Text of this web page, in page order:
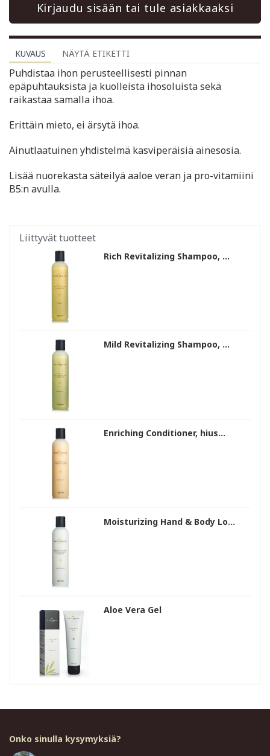
Kirjaudu sisään tai tule asiakkaaksi
KUVAUS NÄYTÄ ETIKETTI
Puhdistaa ihon perusteellisesti pinnan
epäpuhtauksista ja kuolleista ihosoluista sekä
raikastaa samalla ihoa.
Erittäin mieto, ei ärsytä ihoa.
Ainutlaatuinen yhdistelmä kasviperäisiä ainesosia.
Lisää nuorekasta säteilyä aaloe veran ja pro-vitamiini
B5:n avulla.
Liittyvät tuotteet
Rich Revitalizing Shampoo, ...
Mild Revitalizing Shampoo, ...
Enriching Conditioner, hius...
Moisturizing Hand & Body Lo...
Aloe Vera Gel
Onko sinulla kysymyksiä?